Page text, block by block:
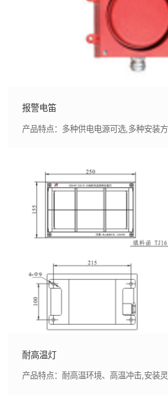
报警电笛
产品特点：多种供电电源可选,多种安装
耐高温灯
产品特点：耐高温环境、高温冲击,安装